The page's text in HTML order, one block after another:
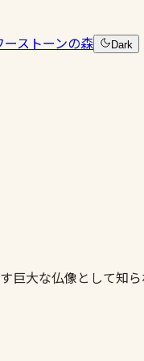
ーストーンの森
Dark
大な仏像として知